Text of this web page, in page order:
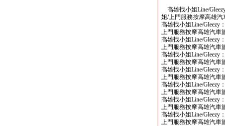
高雄找小姐Line/
姐/上門服務按摩高雄
高雄找小姐Line/Gleezy
上門服務按摩高雄汽車
高雄找小姐Line/Gleezy
上門服務按摩高雄汽車
高雄找小姐Line/Gleezy
上門服務按摩高雄汽車
高雄找小姐Line/Gleezy
上門服務按摩高雄汽車
高雄找小姐Line/Gleezy
上門服務按摩高雄汽車
高雄找小姐Line/Gleezy
上門服務按摩高雄汽車
高雄找小姐Line/Gleezy
上門服務按摩高雄汽車